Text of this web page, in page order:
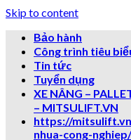
Skip to content
Bảo hành
Công trình tiêu
Tin tức
Tuyển dụng
XE NÂNG –
– MITSULIFT.VN
https://
nhua-cong-nghiep/